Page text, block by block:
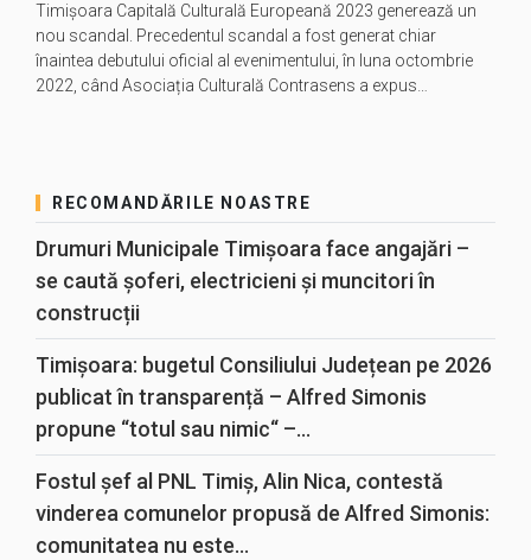
Timișoara Capitală Culturală Europeană 2023 generează un
nou scandal. Precedentul scandal a fost generat chiar
înaintea debutului oficial al evenimentului, în luna octombrie
2022, când Asociația Culturală Contrasens a expus…
RECOMANDĂRILE NOASTRE
Drumuri Municipale Timișoara face angajări –
se caută șoferi, electricieni și muncitori în
construcții
Timișoara: bugetul Consiliului Județean pe 2026
publicat în transparență – Alfred Simonis
propune “totul sau nimic“ –...
Fostul șef al PNL Timiș, Alin Nica, contestă
vinderea comunelor propusă de Alfred Simonis:
comunitatea nu este...